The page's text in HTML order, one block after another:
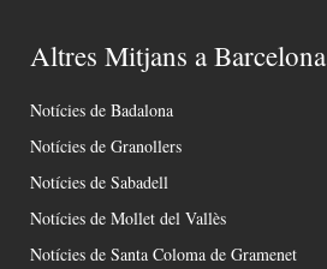
Altres Mitjans a Barcelona
Notícies de Badalona
Notícies de Granollers
Notícies de Sabadell
Notícies de Mollet del Vallès
Notícies de Santa Coloma de Gramenet